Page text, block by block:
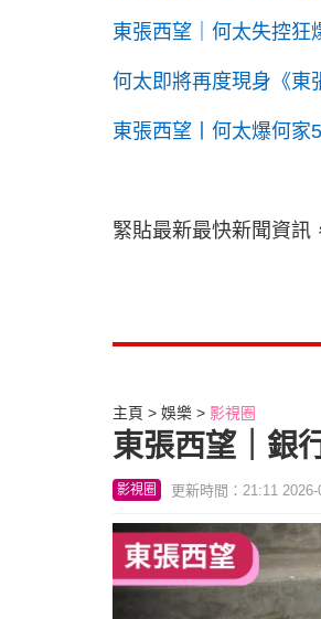
東張西望｜何太失控狂
何太即將再度現身《東
東張西望丨何太爆何家
緊貼最新最快新聞資訊
主頁 娛樂 影視圈
東張西望｜銀
影視圈 更新時間：21:11